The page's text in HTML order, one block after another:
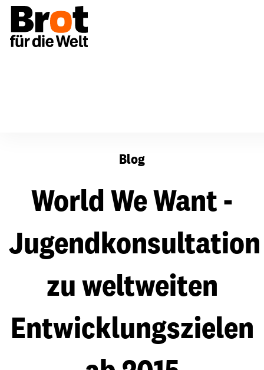
Blog
World We Want -
Jugendkonsultation
zu weltweiten
Entwicklungszielen